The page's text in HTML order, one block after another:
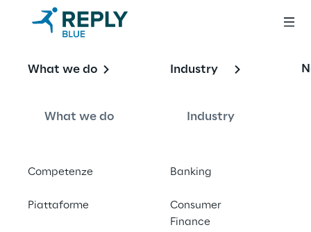
What we do
What we do
Competenze
Piattaforme
Industry
Industry
Banking
Consumer
Finance
Human Workload
Chi è il cliente?